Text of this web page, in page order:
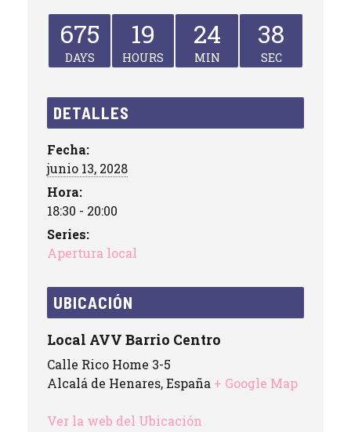
675
DAYS
19
HOURS
24
MIN
38
SEC
DETALLES
Fecha:
junio 13, 2028
Hora:
18:30 - 20:00
Series:
Apertura local
UBICACIÓN
Local AVV Barrio Centro
Calle Rico Home 3-5
Alcalá de Henares,España + Google Map
Ver la web del Ubicación